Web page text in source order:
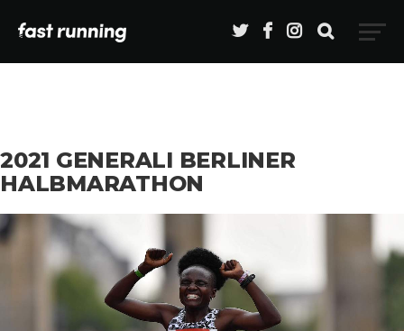
2021 GENERALI BERLINER
HALBMARATHON